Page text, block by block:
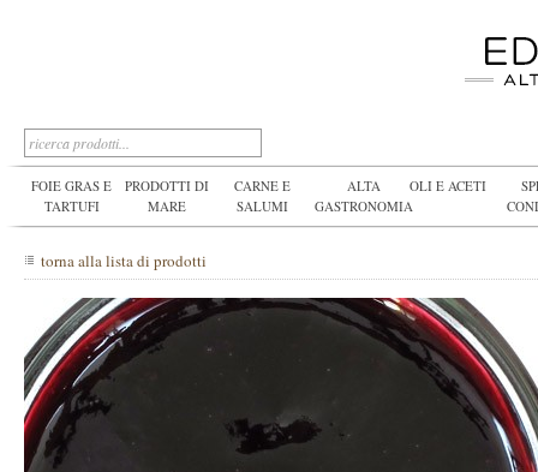
FOIE GRAS E
TARTUFI
PRODOTTI DI
MARE
CARNE E
SALUMI
ALTA
GASTRONOMIA
OLI E ACETI
torna alla lista di prodotti